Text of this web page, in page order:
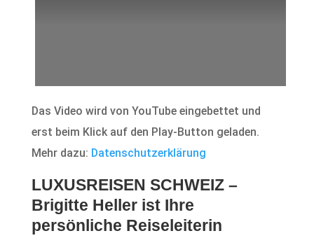
Das Video wird von YouTube eingebettet und
erst beim Klick auf den Play-Button geladen.
Mehr dazu: Datenschutzerklärung
LUXUSREISEN SCHWEIZ –
Brigitte Heller ist Ihre
persönliche Reiseleiterin